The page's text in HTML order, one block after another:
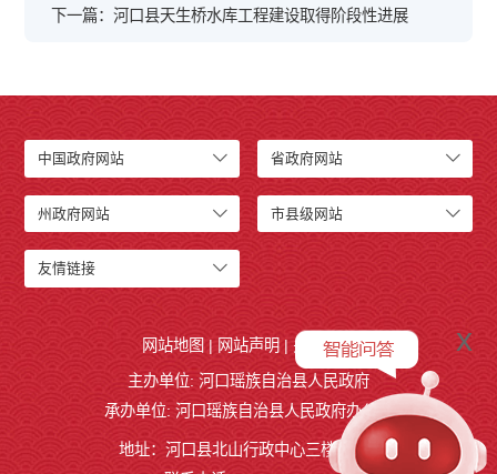
下一篇：河口县天生桥水库工程建设取得阶段性进展
中国政府网站 省政府网站
州政府网站 市县级网站
友情链接
网站地图 | 网站声明 | 关于我们
主办单位: 河口瑶族自治县人民政府
承办单位: 河口瑶族自治县人民政府办公室
地址：河口县北山行政中心三楼327室
x